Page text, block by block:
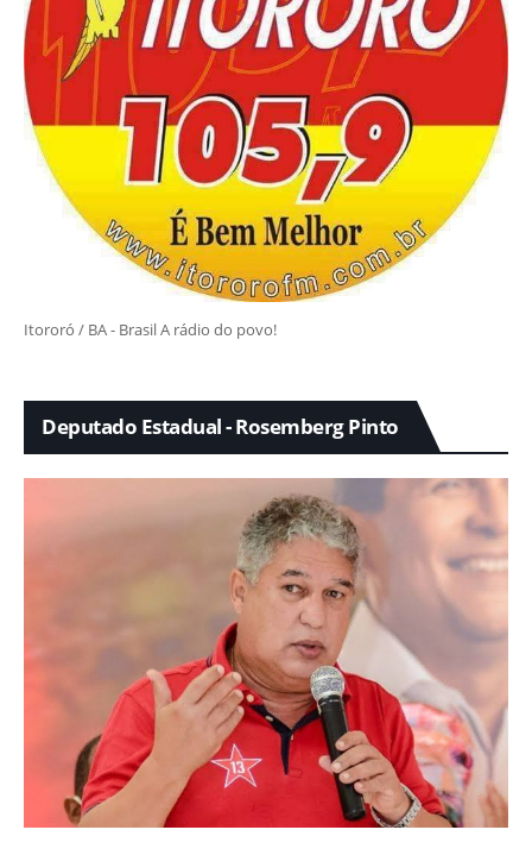
Itororó / BA - Brasil A rádio do povo!
Deputado Estadual - Rosemberg Pinto